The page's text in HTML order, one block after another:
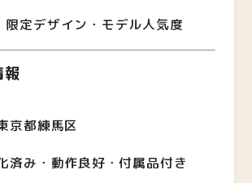
限定デザイン・モデル人気度
京都練馬区
済み・動作良好・付属品付き